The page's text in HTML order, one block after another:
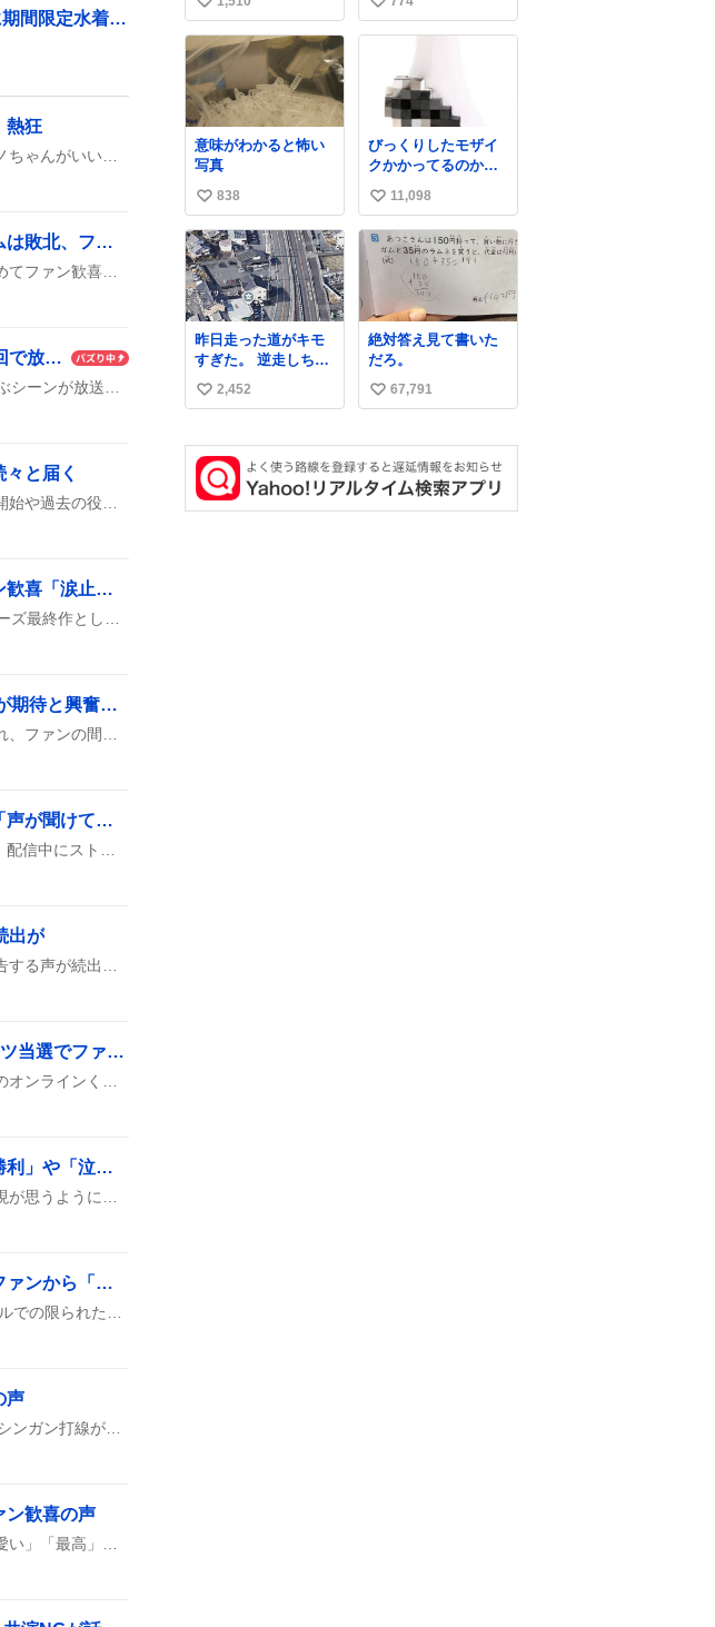
駆逐ラ級に期間限定水着mode実装、夏仕様で提督歓喜の声続出
熱狂
タリク・スクーバル、ドジャース初先発で初奪三振もチームは敗北、ファンは期待と残念の声
長太郎の叫びに視聴者涙「止まらん」 『風、薫る』第95回で放たれた希望の声
と届く
東野圭吾『永遠の記憶』発売、深夜カウントダウンでファン歓喜「涙止まらん」
金色竜、夏イベント『夢の島の灯籠祭』で登場か？ ファンが期待と興奮の声
ジェルくん、ASMR配信でストリヌ参加を発表 ファンは「声が聞けて嬉しい」
出が
『灰宮先輩は怖くてかわいい』オンラインくじ開始、Tシャツ当選でファン歓喜
「フェスガチャ」数百連で仮天井に挑戦…ユーザーが「大勝利」や「泣きそう」感情を語る
クリスティアン・ノアゴール、エヴァートン完全移籍へ ファンから「ありがとう」熱い声
声
ン歓喜の声
免駅）
い
い
ね
数
たならその場で動か
ないで助け呼んで下
銭負担も無いんです
から これで走ると、
壊さなくていい所ま
で壊しちゃいますか
ら 実際、外装ダメー
ジ、ABSセンサ断
線、ブレーキホース
も傷入っちゃってま
す…
い
い
意味がわかると怖い
写真
い
い
ね
数
838
びっくりしたモザイ
クかかってるのかと
思った
い
い
ね
数
11,098
昨日走った道がキモ
すぎた。 逆走しちゃ
ったかと思ったよ
い
ね
数
2,452
絶対答え見て書いた
だろ。
い
ね
数
67,791